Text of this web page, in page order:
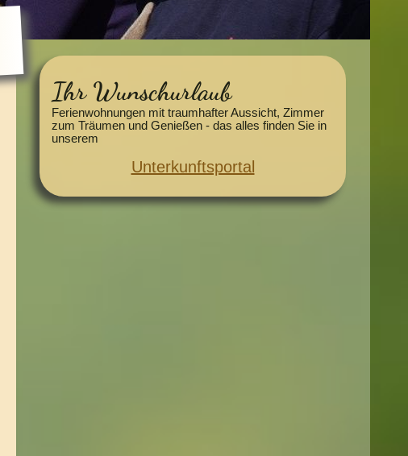
Ihr Wunschurlaub
Ferienwohnungen mit traumhafter Aussicht, Zimmer
zum Träumen und Genießen - das alles finden Sie in
unserem
Unterkunftsportal